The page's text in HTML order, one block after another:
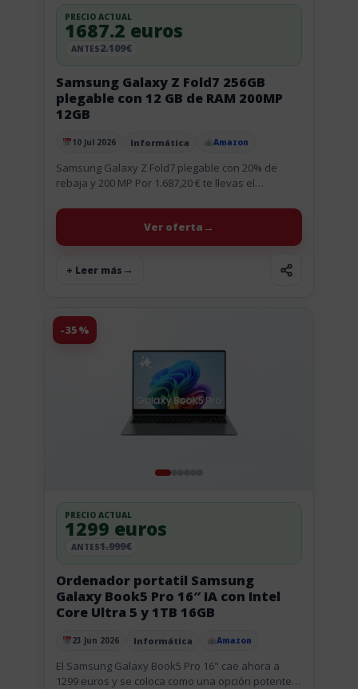
Publicado el
10 Jul 2026 Informática Amazon
Samsung Galaxy Z Fold7 256GB
plegable con 12 GB de RAM 200MP
12GB
PRECIO ACTUAL
1687.2 euros
ANTES2.109€
Samsung Galaxy Z Fold7 plegable con 20% de
rebaja y 200 MP Por 1.687,20 € te llevas el
+ Leer más
Ver oferta
-35%
Publicado el
23 Jun 2026 Informática Amazon
Ordenador portatil Samsung
Galaxy Book5 Pro 16″ IA con Intel
Core Ultra 5 y 1TB 16GB
PRECIO ACTUAL
1299 euros
ANTES1.999€
El Samsung Galaxy Book5 Pro 16" cae ahora a
1299 euros y se coloca como una opción potente